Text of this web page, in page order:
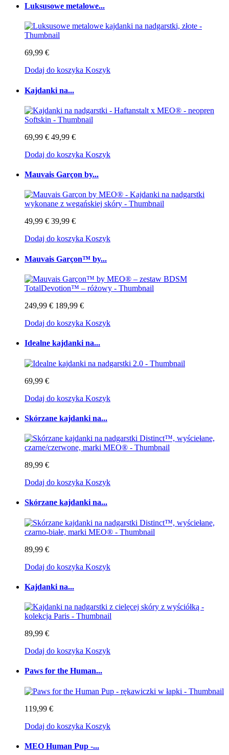
Luksusowe metalowe...
69,99 €
Dodaj do koszyka Koszyk
Kajdanki na...
69,99 € 49,99 €
Dodaj do koszyka Koszyk
Mauvais Garçon by...
49,99 € 39,99 €
Dodaj do koszyka Koszyk
Mauvais Garçon™ by...
249,99 € 189,99 €
Dodaj do koszyka Koszyk
Idealne kajdanki na...
69,99 €
Dodaj do koszyka Koszyk
Skórzane kajdanki na...
89,99 €
Dodaj do koszyka Koszyk
Skórzane kajdanki na...
89,99 €
Dodaj do koszyka Koszyk
Kajdanki na...
89,99 €
Dodaj do koszyka Koszyk
Paws for the Human...
119,99 €
Dodaj do koszyka Koszyk
MEO Human Pup -...